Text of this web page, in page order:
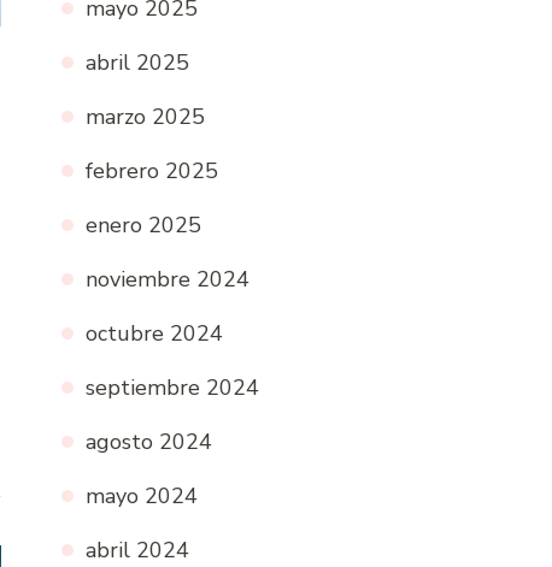
mayo 2025
abril 2025
marzo 2025
febrero 2025
enero 2025
noviembre 2024
octubre 2024
septiembre 2024
agosto 2024
mayo 2024
abril 2024